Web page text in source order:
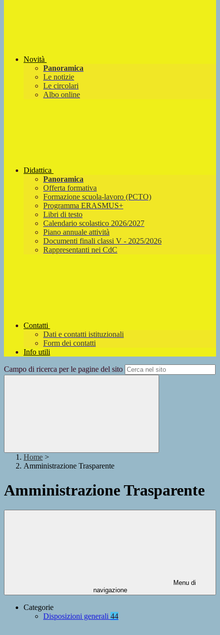
Novità
Panoramica
Le notizie
Le circolari
Albo online
Didattica
Panoramica
Offerta formativa
Formazione scuola-lavoro (PCTO)
Programma ERASMUS+
Libri di testo
Calendario scolastico 2026/2027
Piano annuale attività
Documenti finali classi V - 2025/2026
Rappresentanti nei CdC
Contatti
Dati e contatti istituzionali
Form dei contatti
Info utili
Campo di ricerca per le pagine del sito
Home >
Amministrazione Trasparente
Amministrazione Trasparente
Menu di
navigazione
Categorie
Disposizioni generali 44